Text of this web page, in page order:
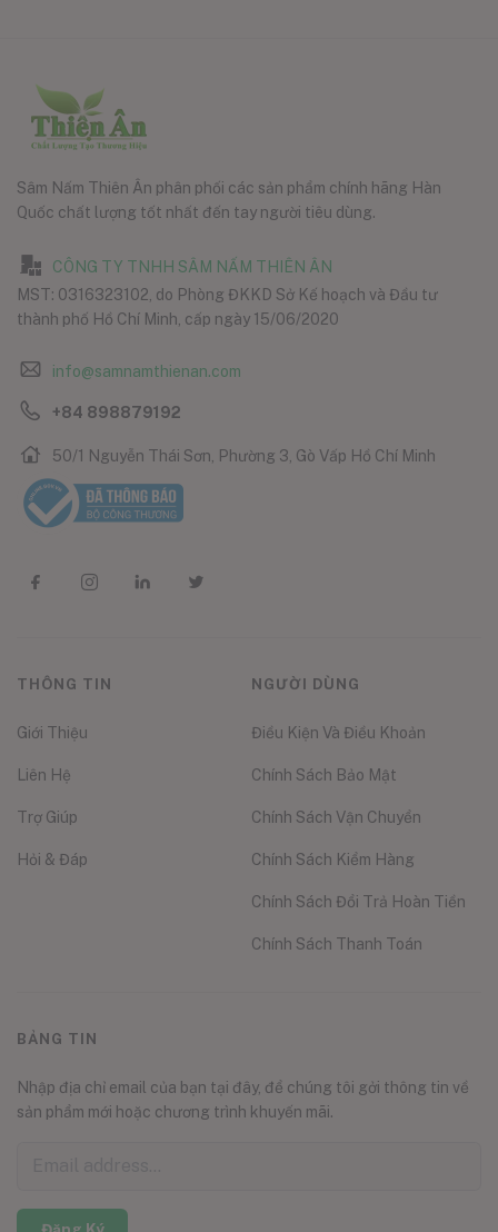
Sâm Nấm Thiên Ân phân phối các sản phẩm chính hãng Hàn
Quốc chất lượng tốt nhất đến tay người tiêu dùng.
CÔNG TY TNHH SÂM NẤM THIÊN ÂN
MST: 0316323102, do Phòng ĐKKD Sở Kế hoạch và Đầu tư
thành phố Hồ Chí Minh, cấp ngày 15/06/2020
info@samnamthienan.com
+84 898879192
50/1 Nguyễn Thái Sơn, Phường 3, Gò Vấp Hồ Chí Minh
THÔNG TIN
Giới Thiệu
Liên Hệ
Trợ Giúp
Hỏi & Đáp
NGƯỜI DÙNG
Điều Kiện Và Điều Khoản
Chính Sách Bảo Mật
Chính Sách Vận Chuyển
Chính Sách Kiểm Hàng
Chính Sách Đổi Trả Hoàn Tiền
Chính Sách Thanh Toán
BẢNG TIN
Nhập địa chỉ email của bạn tại đây, để chúng tôi gởi thông tin về
sản phẩm mới hoặc chương trình khuyến mãi.